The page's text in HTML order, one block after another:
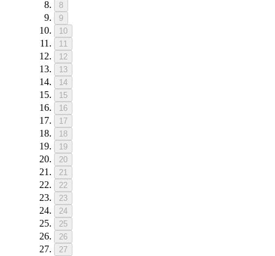
8
9
10
11
12
13
14
15
16
17
18
19
20
21
22
23
24
25
26
27